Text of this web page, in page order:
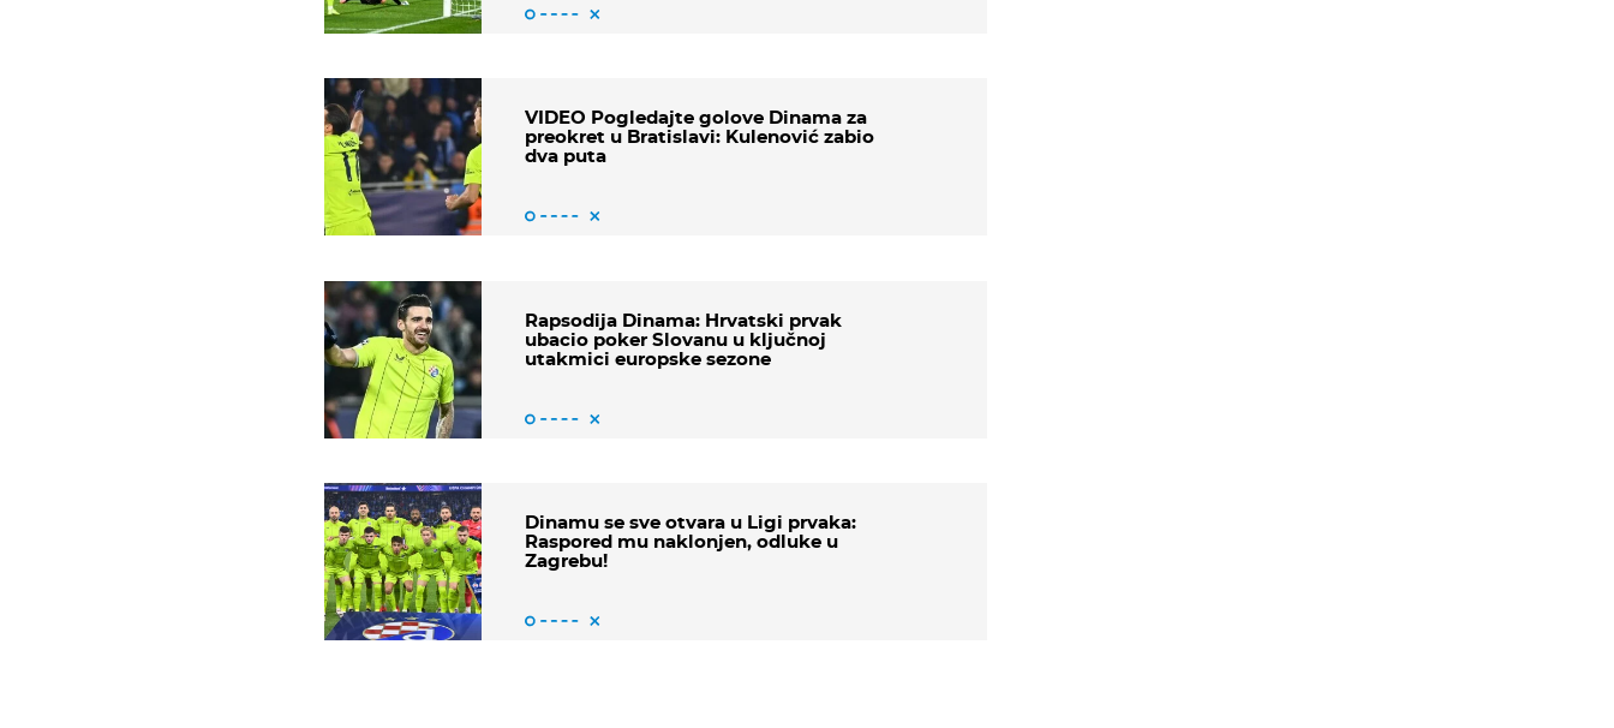
VIDEO Pogledajte golove Dinama za
preokret u Bratislavi: Kulenović zabio
dva puta
Rapsodija Dinama: Hrvatski prvak
ubacio poker Slovanu u ključnoj
utakmici europske sezone
Dinamu se sve otvara u Ligi prvaka:
Raspored mu naklonjen, odluke u
Zagrebu!